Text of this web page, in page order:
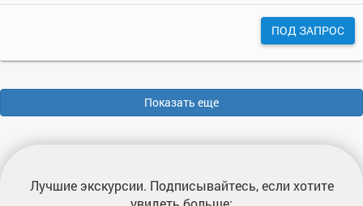
ПОД ЗАПРОС
Показать еще
Лучшие экскурсии. Подписывайтесь, если хотите